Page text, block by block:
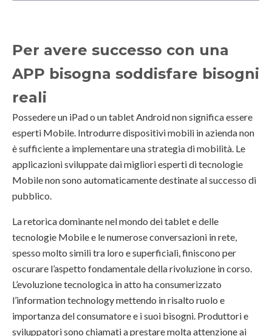
Per avere successo con una
APP bisogna soddisfare bisogni
reali
Possedere un iPad o un tablet Android non significa essere
esperti Mobile. Introdurre dispositivi mobili in azienda non
è sufficiente a implementare una strategia di mobilità. Le
applicazioni sviluppate dai migliori esperti di tecnologie
Mobile non sono automaticamente destinate al successo di
pubblico.
La retorica dominante nel mondo dei tablet e delle
tecnologie Mobile e le numerose conversazioni in rete,
spesso molto simili tra loro e superficiali, finiscono per
oscurare l’aspetto fondamentale della rivoluzione in corso.
L’evoluzione tecnologica in atto ha consumerizzato
l’information technology mettendo in risalto ruolo e
importanza del consumatore e i suoi bisogni. Produttori e
sviluppatori sono chiamati a prestare molta attenzione ai